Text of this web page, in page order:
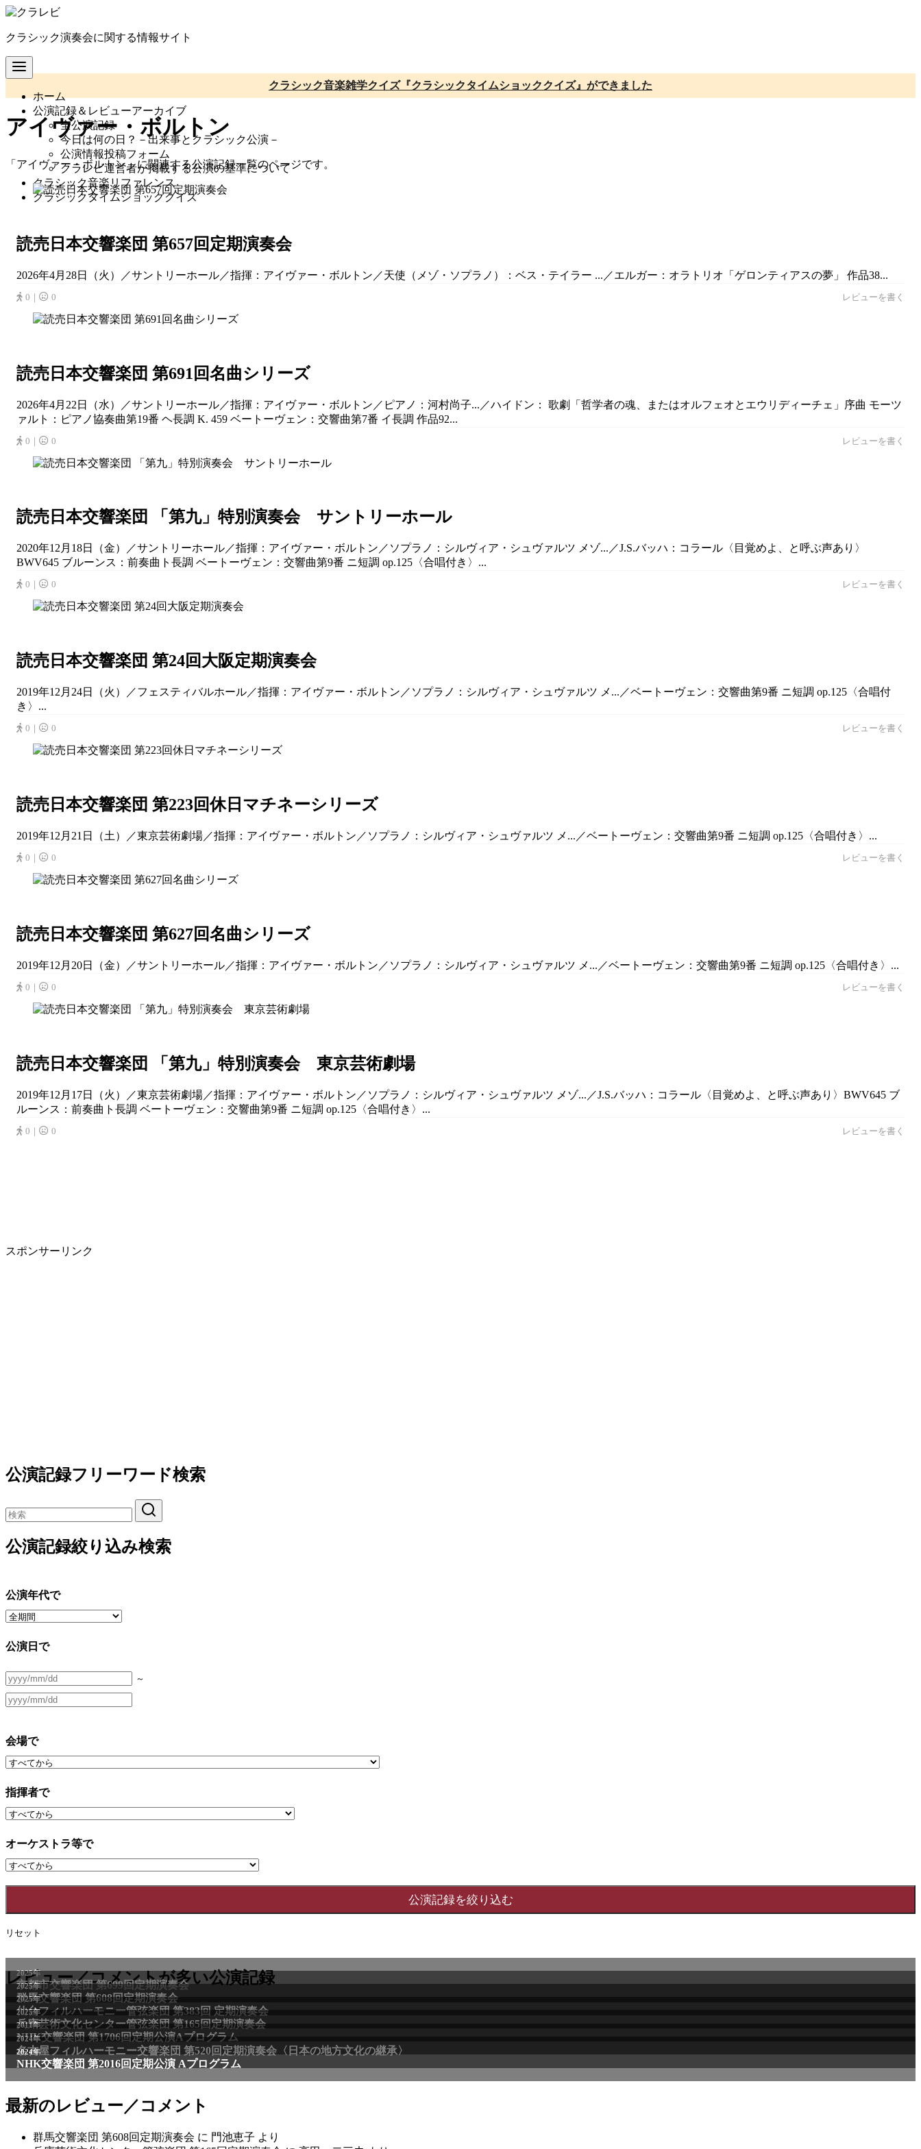
コ
テ
ン
ツ
移
クラシック演奏会に関する情報サイト
ホーム
公演記録＆レビューアーカイブ
全公演記録
今日は何の日？－出来事とクラシック公演－
公演情報投稿フォーム
クラレビ運営者が掲載する公演の基準について
クラシック音楽リファレンス
クラシックタイムショッククイズ
クラシック音楽雑学クイズ『クラシックタイムショッククイズ』ができました
アイヴァー・ボルトン
「アイヴァー・ボルトン」に関連する公演記録一覧のページです。
読売日本交響楽団 第657回定期演奏会
2026年4月28日（火）／サントリーホール／指揮：アイヴァー・ボルトン／天使（メゾ・ソプラノ）：ベス・テイラー ...／エルガー：オラトリオ「ゲロンティアスの夢」 作品38...
0｜ 0 レビューを書く
読売日本交響楽団 第691回名曲シリーズ
2026年4月22日（水）／サントリーホール／指揮：アイヴァー・ボルトン／ピアノ：河村尚子...／ハイドン： 歌劇「哲学者の魂、またはオルフェオとエウリディーチェ」序曲 モーツ
ァルト：ピアノ協奏曲第19番 ヘ長調 K. 459 ベートーヴェン：交響曲第7番 イ長調 作品92...
0｜ 0 レビューを書く
読売日本交響楽団 「第九」特別演奏会 サントリーホール
2020年12月18日（金）／サントリーホール／指揮：アイヴァー・ボルトン／ソプラノ：シルヴィア・シュヴァルツ メゾ...／J.S.バッハ：コラール〈目覚めよ、と呼ぶ声あり〉
BWV645 ブルーンス：前奏曲ト長調 ベートーヴェン：交響曲第9番 ニ短調 op.125〈合唱付き〉...
0｜ 0 レビューを書く
読売日本交響楽団 第24回大阪定期演奏会
2019年12月24日（火）／フェスティバルホール／指揮：アイヴァー・ボルトン／ソプラノ：シルヴィア・シュヴァルツ メ...／ベートーヴェン：交響曲第9番 ニ短調 op.125〈合唱付
き〉...
0｜ 0 レビューを書く
読売日本交響楽団 第223回休日マチネーシリーズ
2019年12月21日（土）／東京芸術劇場／指揮：アイヴァー・ボルトン／ソプラノ：シルヴィア・シュヴァルツ メ...／ベートーヴェン：交響曲第9番 ニ短調 op.125〈合唱付き〉...
0｜ 0 レビューを書く
読売日本交響楽団 第627回名曲シリーズ
2019年12月20日（金）／サントリーホール／指揮：アイヴァー・ボルトン／ソプラノ：シルヴィア・シュヴァルツ メ...／ベートーヴェン：交響曲第9番 ニ短調 op.125〈合唱付き〉...
0｜ 0 レビューを書く
読売日本交響楽団 「第九」特別演奏会 東京芸術劇場
2019年12月17日（火）／東京芸術劇場／指揮：アイヴァー・ボルトン／ソプラノ：シルヴィア・シュヴァルツ メゾ...／J.S.バッハ：コラール〈目覚めよ、と呼ぶ声あり〉BWV645 ブ
ルーンス：前奏曲ト長調 ベートーヴェン：交響曲第9番 ニ短調 op.125〈合唱付き〉...
0｜ 0 レビューを書く
スポンサーリンク
公演記録フリーワード検索
公演記録絞り込み検索
公演年代で
公演日で
～
会場で
指揮者で
オーケストラ等で
リセット
レビュー／コメントが多い公演記録
2025年
京都市交響楽団 第699回定期演奏会
2025年
群馬交響楽団 第608回定期演奏会
2025年
仙台フィルハーモニー管弦楽団 第383回 定期演奏会
2025年
兵庫芸術文化センター管弦楽団 第165回定期演奏会
2011年
NHK交響楽団 第1706回定期公演Aプログラム
2024年
名古屋フィルハーモニー交響楽団 第520回定期演奏会〈日本の地方文化の継承〉
2024年
NHK交響楽団 第2016回定期公演 Aプログラム
最新のレビュー／コメント
群馬交響楽団 第608回定期演奏会 に 門池恵子 より